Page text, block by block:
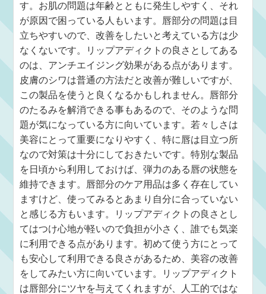
す。お肌の問題は年齢とともに発生しやすく、それ
が原因で困っている人もいます。唇部分の問題は目
立ちやすいので、改善をしたいと考えている方は少
なくないです。リップアディクトの良さとしてある
のは、アンチエイジング効果がある点があります。
皮膚のシワは普通の方法だと改善が難しいですが、
この製品を使うと良くなるかもしれません。唇部分
のたるみを解消できる事もあるので、そのような問
題が気になっている方に向いています。若々しさは
美容にとって重要になりやすく、特に唇は目立つ所
なので対策は十分にしておきたいです。特別な製品
を日頃から利用しておけば、弾力のある唇の状態を
維持できます。唇部分のケア用品は多く存在してい
ますけど、使ってみるとあまり自分に合っていない
と感じる方もいます。リップアディクトの良さとし
てはつけ心地が軽いので負担が小さく、誰でも気楽
に利用できる点があります。初めて使う方にとって
も安心して利用できる良さがあるため、美容の改善
をしてみたい方に向いています。リップアディクト
は唇部分にツヤを与えてくれますが、人工的ではな